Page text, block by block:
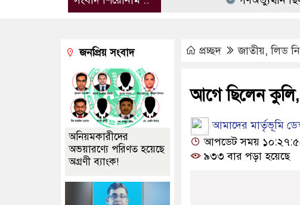
প্রচ্ছদ জাতীয়,লিড
আগে ছিলেন
আমাদের মার্তৃভূমি
আপডেট সময় ১০:২৭:৫০
৯৩৩ বার পড়া হয়েছে
জনপ্রিয় সংবাদ
অনিয়মকারীদের
অভয়ারণ্যে পরিণত হয়েছে
অগ্রণী ব্যাংক!